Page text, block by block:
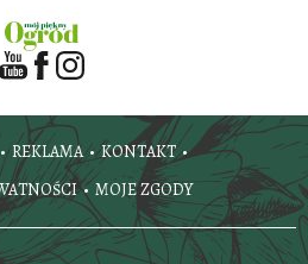
REKLAMA
KONTAKT
MOJE ZGODY